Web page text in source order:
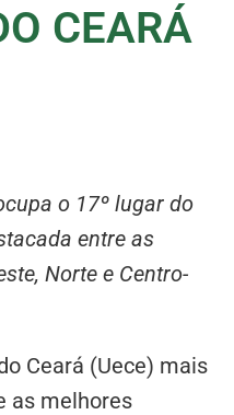
CEARÁ
o 17º lugar do
entre as
Norte e Centro-
Ceará (Uece) mais
as melhores